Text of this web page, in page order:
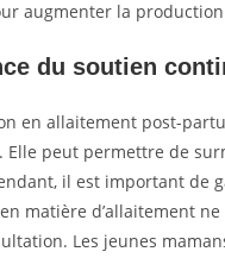
augmenter la
du soutien
en allaitement post-
Elle peut permettre de
il est important de
matière d’allaitement
Les jeunes